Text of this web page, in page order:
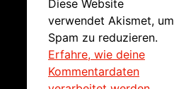
Diese Website
verwendet Akismet, um
Spam zu reduzieren.
Erfahre, wie deine
Kommentardaten